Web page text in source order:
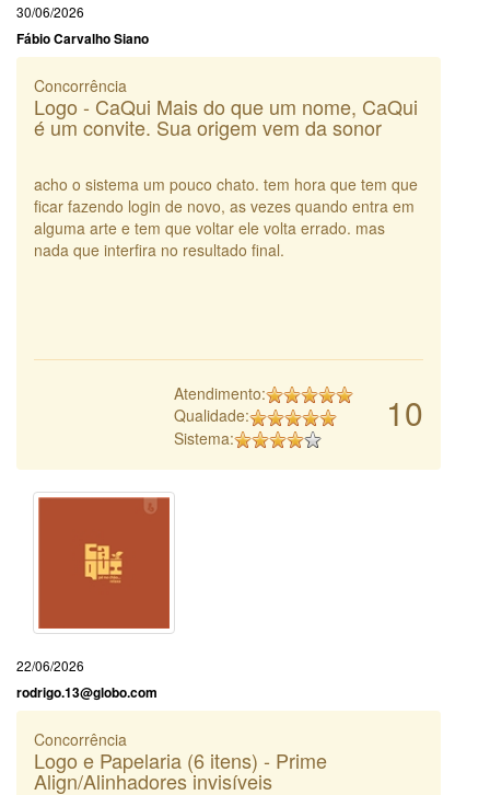
30/06/2026
Fábio Carvalho Siano
Concorrência
Logo - CaQui Mais do que um nome, CaQui
é um convite. Sua origem vem da sonor
acho o sistema um pouco chato. tem hora que tem que
ficar fazendo login de novo, as vezes quando entra em
alguma arte e tem que voltar ele volta errado. mas
nada que interfira no resultado final.
10
Atendimento:
Qualidade:
Sistema:
22/06/2026
rodrigo.13@globo.com
Concorrência
Logo e Papelaria (6 itens) - Prime
Align/Alinhadores invisíveis